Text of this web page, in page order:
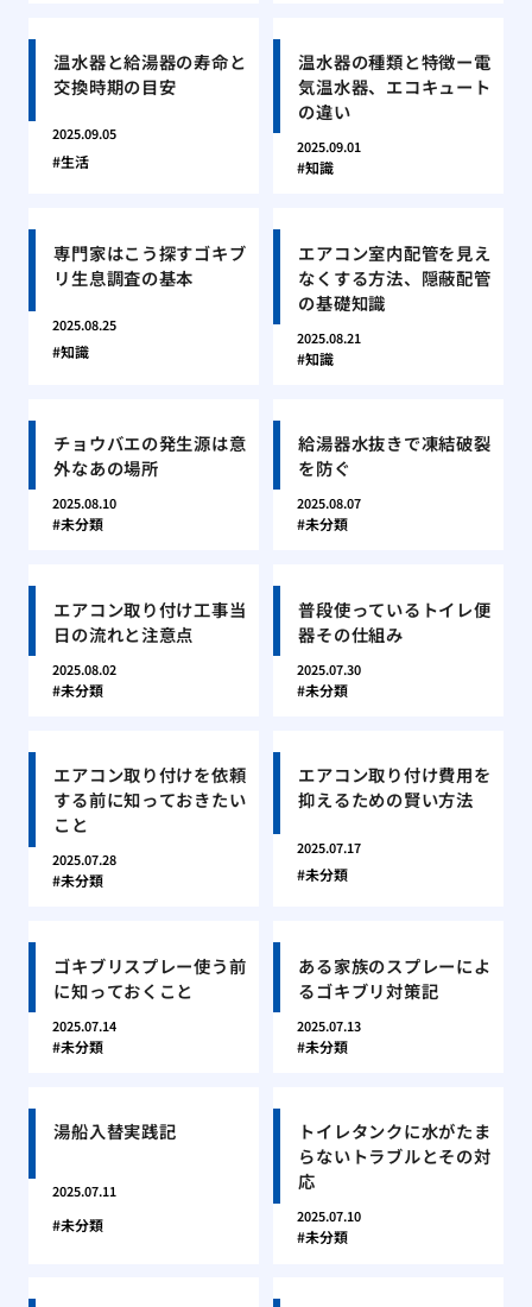
温水器と給湯器の寿命と
交換時期の目安
2025.09.05
生活
温水器の種類と特徴ー電
気温水器、エコキュート
の違い
2025.09.01
知識
専門家はこう探すゴキブ
リ生息調査の基本
2025.08.25
知識
エアコン室内配管を見え
なくする方法、隠蔽配管
の基礎知識
2025.08.21
知識
チョウバエの発生源は意
外なあの場所
2025.08.10
未分類
給湯器水抜きで凍結破裂
を防ぐ
2025.08.07
未分類
エアコン取り付け工事当
日の流れと注意点
2025.08.02
未分類
普段使っているトイレ便
器その仕組み
2025.07.30
未分類
エアコン取り付けを依頼
する前に知っておきたい
こと
2025.07.28
未分類
エアコン取り付け費用を
抑えるための賢い方法
2025.07.17
未分類
ゴキブリスプレー使う前
に知っておくこと
2025.07.14
未分類
ある家族のスプレーによ
るゴキブリ対策記
2025.07.13
未分類
湯船入替実践記
2025.07.11
未分類
トイレタンクに水がたま
らないトラブルとその対
応
2025.07.10
未分類